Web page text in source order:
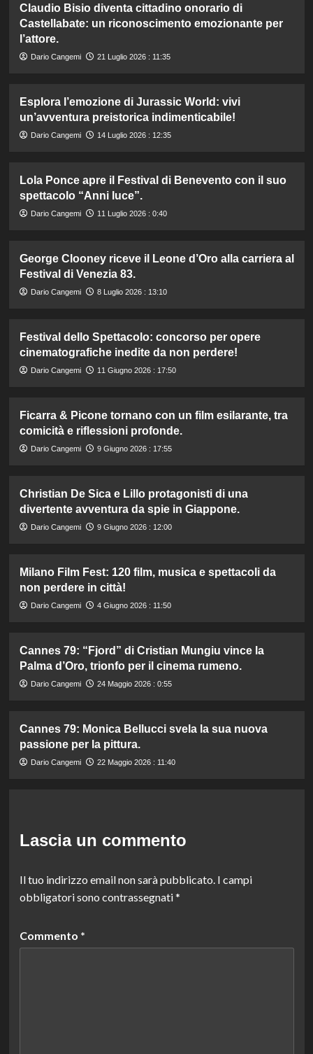
Claudio Bisio diventa cittadino onorario di
Castellabate: un riconoscimento emozionante per
l’attore.
Dario Cangemi 21 Luglio 2026 : 11:35
Esplora l’emozione di Jurassic World: vivi
un’avventura preistorica indimenticabile!
Dario Cangemi 14 Luglio 2026 : 12:35
Lola Ponce apre il Festival di Benevento con il suo
spettacolo “Anni luce”.
Dario Cangemi 11 Luglio 2026 : 0:40
George Clooney riceve il Leone d’Oro alla carriera al
Festival di Venezia 83.
Dario Cangemi 8 Luglio 2026 : 13:10
Festival dello Spettacolo: concorso per opere
cinematografiche inedite da non perdere!
Dario Cangemi 11 Giugno 2026 : 17:50
Ficarra & Picone tornano con un film esilarante, tra
comicità e riflessioni profonde.
Dario Cangemi 9 Giugno 2026 : 17:55
Christian De Sica e Lillo protagonisti di una
divertente avventura da spie in Giappone.
Dario Cangemi 9 Giugno 2026 : 12:00
Milano Film Fest: 120 film, musica e spettacoli da
non perdere in città!
Dario Cangemi 4 Giugno 2026 : 11:50
Cannes 79: “Fjord” di Cristian Mungiu vince la
Palma d’Oro, trionfo per il cinema rumeno.
Dario Cangemi 24 Maggio 2026 : 0:55
Cannes 79: Monica Bellucci svela la sua nuova
passione per la pittura.
Dario Cangemi 22 Maggio 2026 : 11:40
Lascia un commento
Il tuo indirizzo email non sarà pubblicato. I campi
obbligatori sono contrassegnati*
Commento *